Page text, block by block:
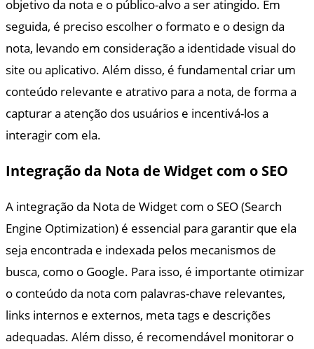
objetivo da nota e o público-alvo a ser atingido. Em
seguida, é preciso escolher o formato e o design da
nota, levando em consideração a identidade visual do
site ou aplicativo. Além disso, é fundamental criar um
conteúdo relevante e atrativo para a nota, de forma a
capturar a atenção dos usuários e incentivá-los a
interagir com ela.
Integração da Nota de Widget com o SEO
A integração da Nota de Widget com o SEO (Search
Engine Optimization) é essencial para garantir que ela
seja encontrada e indexada pelos mecanismos de
busca, como o Google. Para isso, é importante otimizar
o conteúdo da nota com palavras-chave relevantes,
links internos e externos, meta tags e descrições
adequadas. Além disso, é recomendável monitorar o